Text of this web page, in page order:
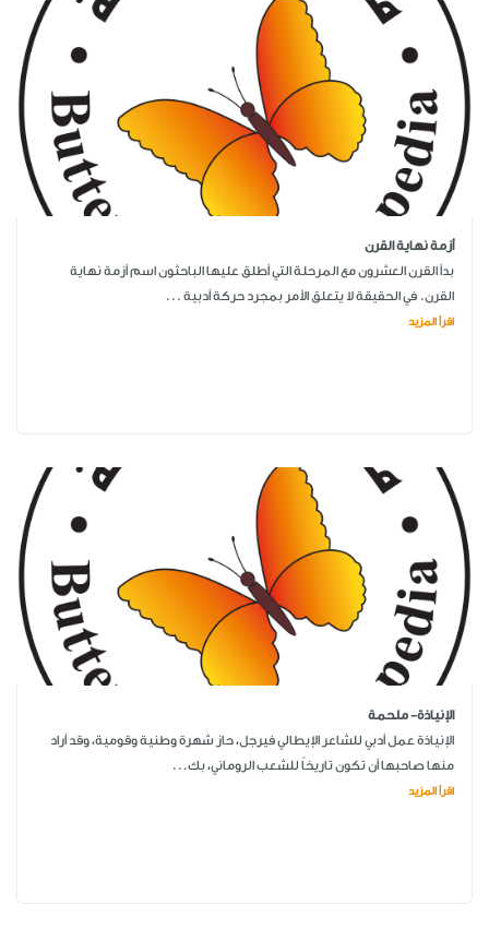
أزمة نهاية القرن
بدأ القرن العشرون مع المرحلة التي أطلق عليها الباحثون اسم أزمة نهاية
القرن. في الحقيقة لا يتعلق الأمر بمجرد حركة أدبية ...
اقرأ المزيد
الإنياذة- ملحمة
الإنياذة عمل أدبي للشاعر الإيطالي فيرجل، حاز شهرة وطنية وقومية، وقد أراد
منها صاحبها أن تكون تاريخاً للشعب الروماني، بك...
اقرأ المزيد